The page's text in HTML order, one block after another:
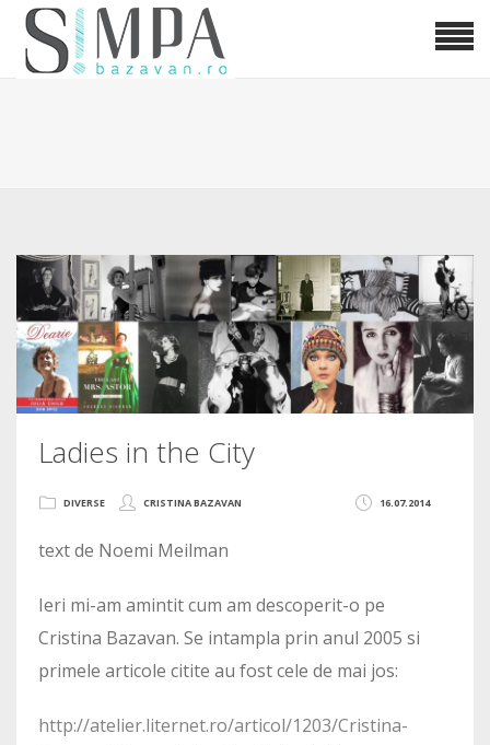
Ladies in the City
16.07.2014
DIVERSE CRISTINA BAZAVAN
text de Noemi Meilman
Ieri mi-am amintit cum am descoperit-o pe
Cristina Bazavan. Se intampla prin anul 2005 si
primele articole citite au fost cele de mai jos:
http://atelier.liternet.ro/articol/1203/Cristina-